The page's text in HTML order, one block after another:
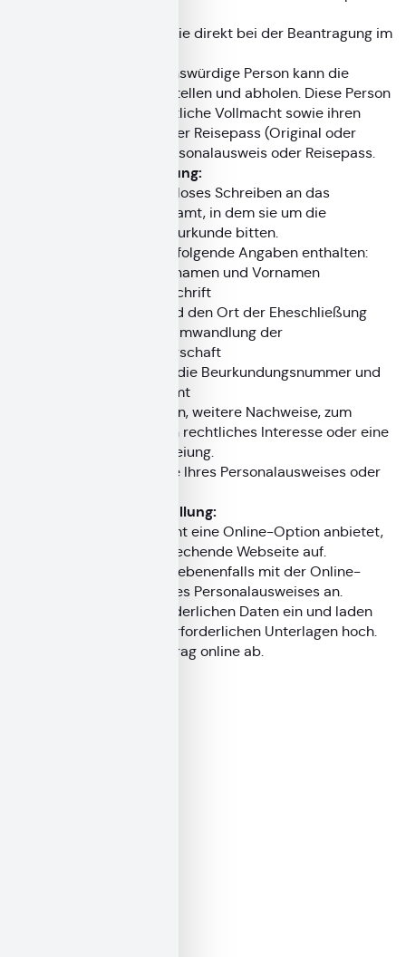
Die Gebühr zahlen Sie direkt bei der Beantragung im
Auch eine vertrauenswürdige Person kann die
Urkunde für Sie bestellen und abholen. Diese Person
benötigt eine schriftliche Vollmacht sowie ihren
Personalausweis oder Reisepass (Original oder
Kopie) und Ihren Personalausweis oder Reisepass.
Schriftliche Antragstellung:
Richten Sie ein formloses Schreiben an das
zuständige Standesamt, in dem sie um die
Ausstellung der Eheurkunde bitten.
Ihr Schreiben sollte folgende Angaben enthalten:
Ihren Familiennamen und Vornamen
Ihre Meldeanschrift
Das Datum und den Ort der Eheschließung
oder ggf. der Umwandlung der
Lebenspartnerschaft
Falls bekannt, die Beurkundungsnummer und
das Standesamt
Falls vorhanden, weitere Nachweise, zum
Beispiel für ein rechtliches Interesse oder eine
Gebührenbefreiung.
Legen Sie eine Kopie Ihres Personalausweises oder
Elektronische Antragstellung:
Falls das Standesamt eine Online-Option anbietet,
rufen Sie die entsprechende Webseite auf.
Melden Sie sich gegebenenfalls mit der Online-
Ausweisfunktion Ihres Personalausweises an.
Geben Sie die erforderlichen Daten ein und laden
Sie, falls nötig, die erforderlichen Unterlagen hoch.
Senden Sie den Antrag online ab.